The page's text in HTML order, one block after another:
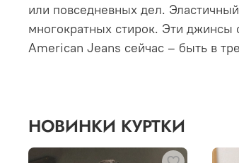
или повседневных дел.
многократных стирок. Эти джинсы
American Jeans сейчас – быть в
НОВИНКИ КУРТКИ